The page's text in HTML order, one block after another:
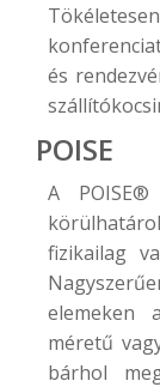
és
POISE
A POISE®
fizikailag
elemeken
méretű
bárhol